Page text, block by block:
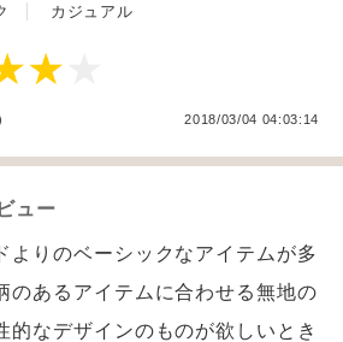
カジュアル
2018/03/04 04:03:14
ュー
よりのベーシックなアイテムが多
のあるアイテムに合わせる無地の
的なデザインのものが欲しいとき